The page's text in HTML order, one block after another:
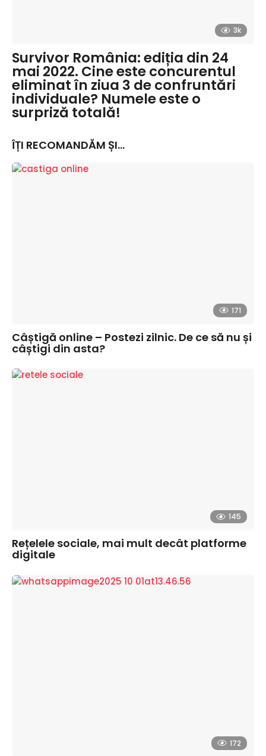
3k
Survivor România: ediția din 24
mai 2022. Cine este concurentul
eliminat în ziua 3 de confruntări
individuale? Numele este o
surpriză totală!
ÎȚI RECOMANDĂM ȘI...
171
Câștigă online – Postezi zilnic. De ce să nu și
câștigi din asta?
145
Rețelele sociale, mai mult decât platforme
digitale
172